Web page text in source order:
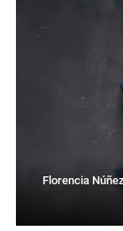
Florencia